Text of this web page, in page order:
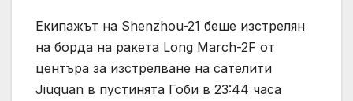
Екипажът на Shenzhou-21 беше изстрелян
на борда на ракета Long March-2F от
центъра за изстрелване на сателити
Jiuquan в пустинята Гоби в 23:44 часа